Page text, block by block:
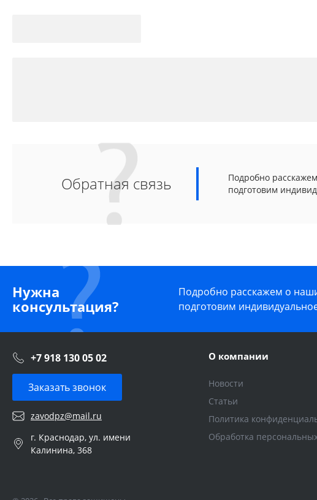
Обратная связь
Подробно
подготовим
Нужна
консультация?
Подробно расскажем о
подготовим
+7 918 130 05 02
Заказать звонок
zavodpz@mail.ru
г. Краснодар, ул. имени
Калинина, 368
О компании
Новости
Статьи
Политика
Обработка